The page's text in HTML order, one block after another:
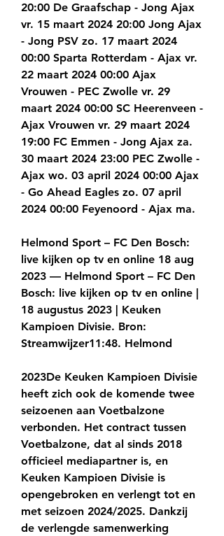
20:00 De Graafschap - Jong Ajax
vr. 15 maart 2024 20:00 Jong Ajax
- Jong PSV zo. 17 maart 2024
00:00 Sparta Rotterdam - Ajax vr.
22 maart 2024 00:00 Ajax
Vrouwen - PEC Zwolle vr. 29
maart 2024 00:00 SC Heerenveen -
Ajax Vrouwen vr. 29 maart 2024
19:00 FC Emmen - Jong Ajax za.
30 maart 2024 23:00 PEC Zwolle -
Ajax wo. 03 april 2024 00:00 Ajax
- Go Ahead Eagles zo. 07 april
2024 00:00 Feyenoord - Ajax ma.
Helmond Sport – FC Den Bosch:
live kijken op tv en online 18 aug
2023 — Helmond Sport – FC Den
Bosch: live kijken op tv en online |
18 augustus 2023 | Keuken
Kampioen Divisie. Bron:
Streamwijzer11:48. Helmond
2023De Keuken Kampioen Divisie
heeft zich ook de komende twee
seizoenen aan Voetbalzone
verbonden. Het contract tussen
Voetbalzone, dat al sinds 2018
officieel mediapartner is, en
Keuken Kampioen Divisie is
opengebroken en verlengt tot en
met seizoen 2024/2025. Dankzij
de verlengde samenwerking